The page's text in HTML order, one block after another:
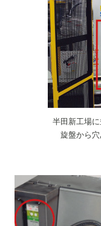
半田新工場
旋盤から